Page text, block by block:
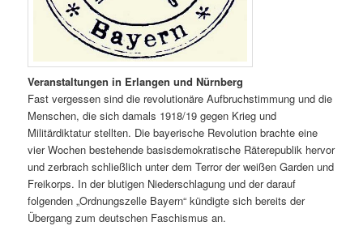
Veranstaltungen in Erlangen und Nürnberg
Fast vergessen sind die revolutionäre Aufbruchstimmung und die
Menschen, die sich damals 1918/19 gegen Krieg und
Militärdiktatur stellten. Die bayerische Revolution brachte eine
vier Wochen bestehende basisdemokratische Räterepublik hervor
und zerbrach schließlich unter dem Terror der weißen Garden und
Freikorps. In der blutigen Niederschlagung und der darauf
folgenden „Ordnungszelle Bayern“ kündigte sich bereits der
Übergang zum deutschen Faschismus an.